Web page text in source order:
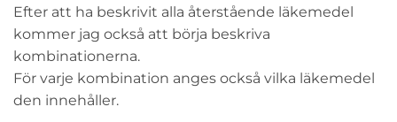
Efter att ha beskrivit alla återstående läkemedel
kommer jag också att börja beskriva
kombinationerna.
För varje kombination anges också vilka läkemedel
den innehåller.